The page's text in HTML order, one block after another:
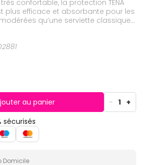
confortable, la protection TENA
plus efficace et absorbante pour les
qu‘une serviette classique.
Control‘ pour une vraie sécurité
au panier - 1 +
sécurisés
Domicile